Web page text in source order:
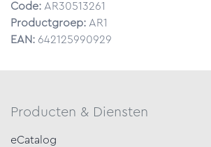
Code: AR30513261
Productgroep: AR1
EAN: 642125990929
Producten & Diensten
eCatalog